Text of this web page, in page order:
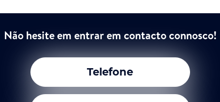
Não hesite em entrar em contacto connosco!
Telefone